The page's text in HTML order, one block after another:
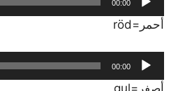
الصوت
00:00
‏أحمر‏=röd
مشغل
الصوت
00:00
‏أصفر‏=gul